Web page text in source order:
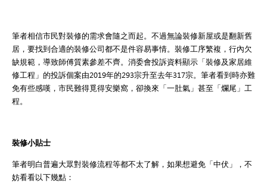
筆者相信市民對裝修的需求會隨之而起。不過無論裝修新屋或是翻新舊
居，要找到合適的裝修公司都不是件容易事情。裝修工序繁複，行內欠
缺規範，導致師傅質素參差不齊。消委會投訴資料顯示「裝修及家居維
修工程」的投訴個案由2019年的293宗升至去年317宗。筆者看到時亦難
免有些感嘆，市民難得覓得安樂窩，卻換來「一肚氣」甚至「爛尾」工
程。
裝修小貼士
筆者明白普遍大眾對裝修流程等都不太了解，如果想避免「中伏」，不
妨看看以下幾點：